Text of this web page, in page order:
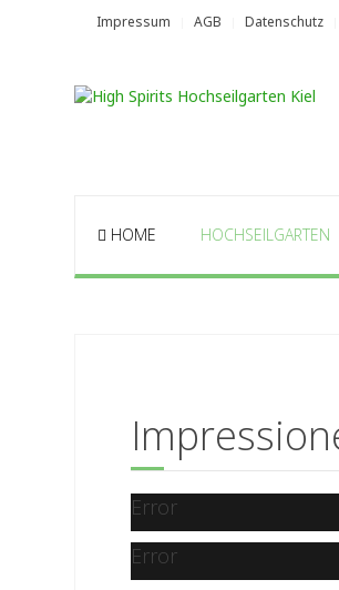
Impressum AGB Datenschutz
HOME HOCHSEILGARTEN
Error
Error